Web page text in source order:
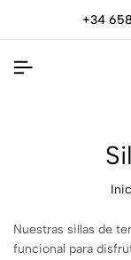
+34
Nuestras sillas de
funcional para